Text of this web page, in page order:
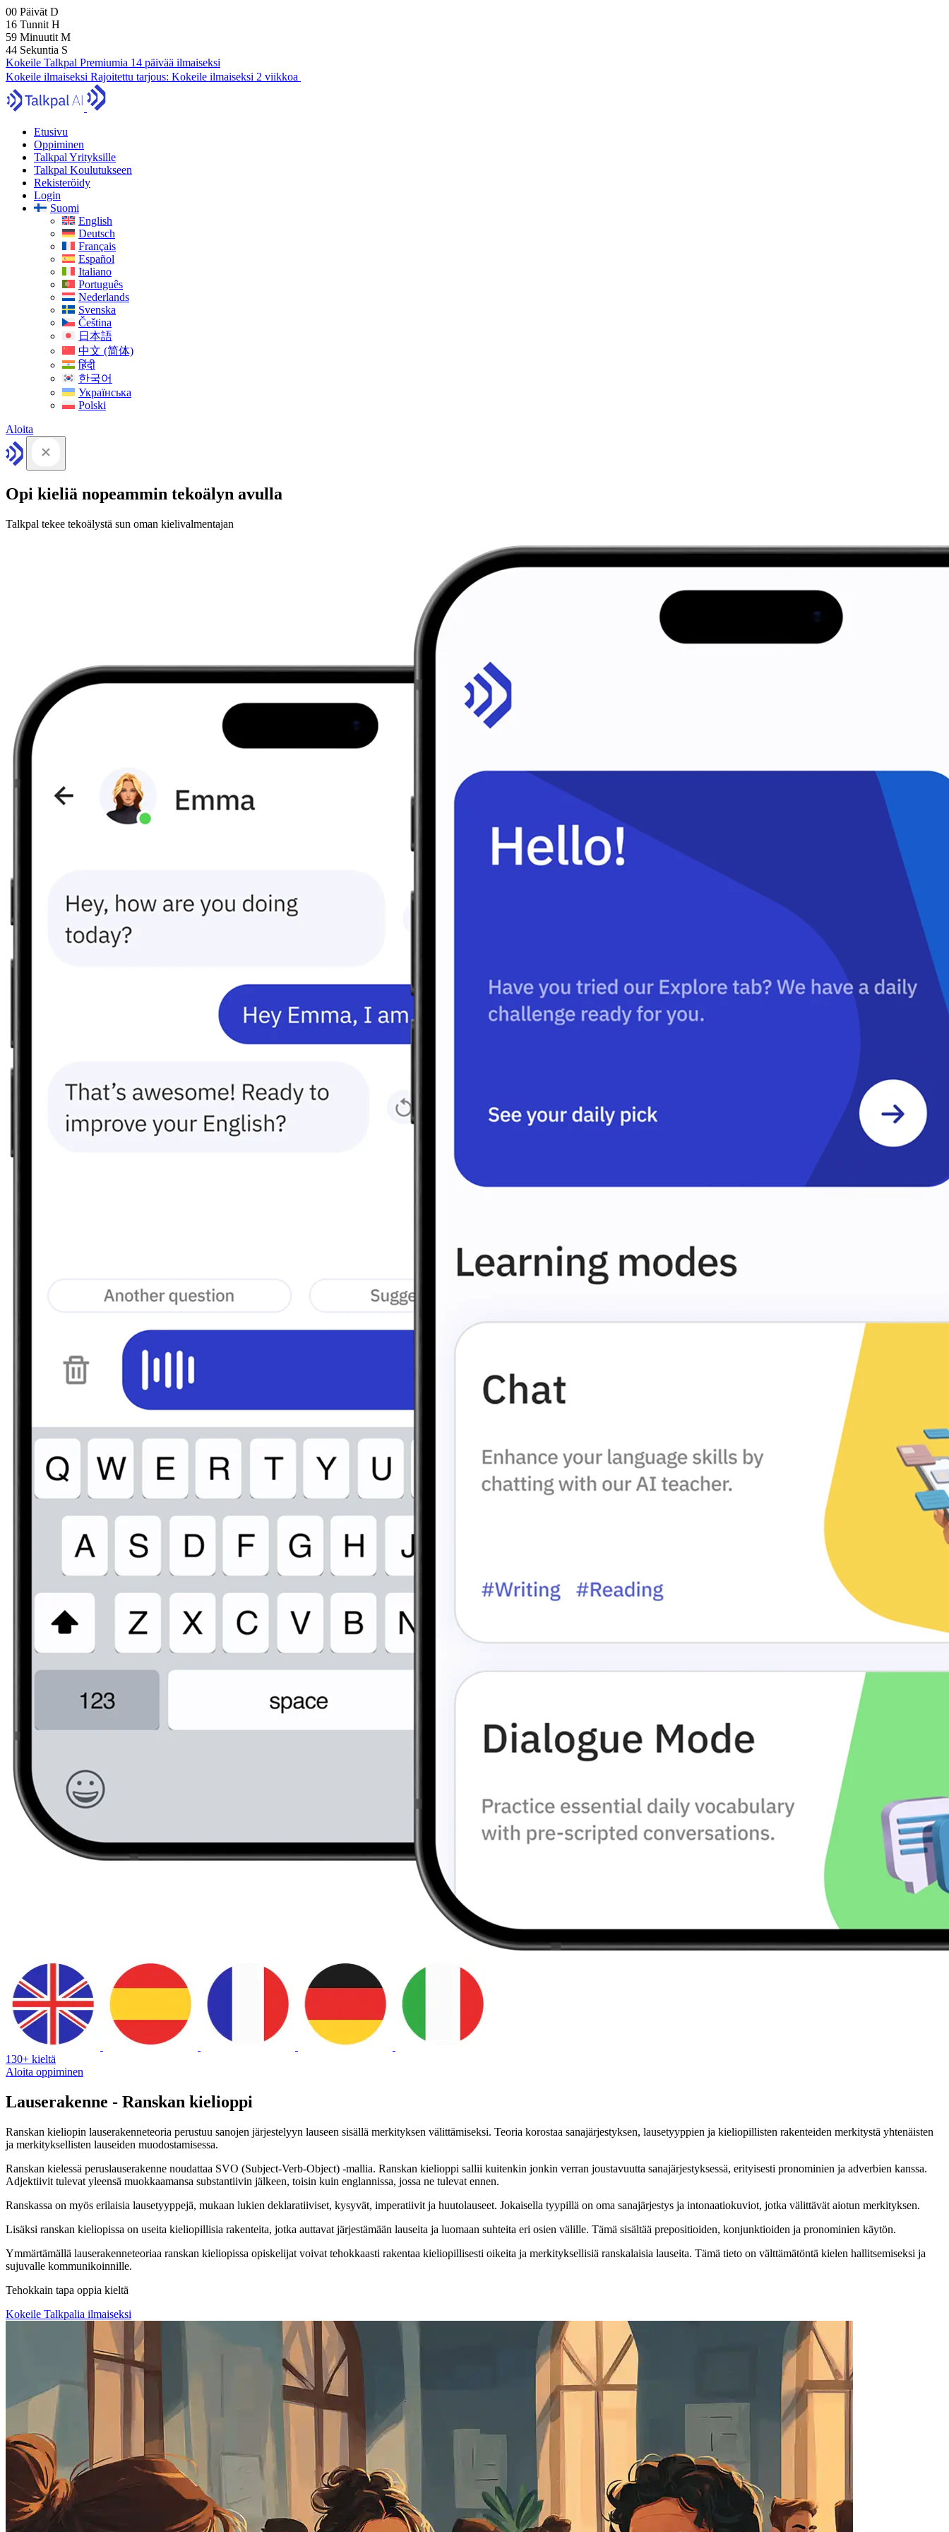
00 Päivät D
16 Tunnit H
59 Minuutit M
42 Sekuntia S
Kokeile Talkpal Premiumia 14 päivää ilmaiseksi
Kokeile ilmaiseksi Rajoitettu tarjous: Kokeile ilmaiseksi 2 viikkoa
Etusivu
Oppiminen
Talkpal Yrityksille
Talkpal Koulutukseen
Rekisteröidy
Login
Suomi
English
Deutsch
Français
Español
Italiano
Português
Nederlands
Svenska
Čeština
日本語
中文 (简体)
हिंदी
한국어
Українська
Polski
Aloita
Opi kieliä nopeammin tekoälyn avulla
Talkpal tekee tekoälystä sun oman kielivalmentajan
130+ kieltä
Aloita oppiminen
Lauserakenne - Ranskan kielioppi
Ranskan kieliopin lauserakenneteoria perustuu sanojen järjestelyyn lauseen sisällä merkityksen välittämiseksi. Teoria korostaa sanajärjestyksen, lausetyyppien ja kieliopillisten rakenteiden merkitystä yhtenäisten
ja merkityksellisten lauseiden muodostamisessa.
Ranskan kielessä peruslauserakenne noudattaa SVO (Subject-Verb-Object) -mallia. Ranskan kielioppi sallii kuitenkin jonkin verran joustavuutta sanajärjestyksessä, erityisesti pronominien ja adverbien kanssa.
Adjektiivit tulevat yleensä muokkaamansa substantiivin jälkeen, toisin kuin englannissa, jossa ne tulevat ennen.
Ranskassa on myös erilaisia lausetyyppejä, mukaan lukien deklaratiiviset, kysyvät, imperatiivit ja huutolauseet. Jokaisella tyypillä on oma sanajärjestys ja intonaatiokuviot, jotka välittävät aiotun merkityksen.
Lisäksi ranskan kieliopissa on useita kieliopillisia rakenteita, jotka auttavat järjestämään lauseita ja luomaan suhteita eri osien välille. Tämä sisältää prepositioiden, konjunktioiden ja pronominien käytön.
Ymmärtämällä lauserakenneteoriaa ranskan kieliopissa opiskelijat voivat tehokkaasti rakentaa kieliopillisesti oikeita ja merkityksellisiä ranskalaisia lauseita. Tämä tieto on välttämätöntä kielen hallitsemiseksi ja
sujuvalle kommunikoinnille.
Tehokkain tapa oppia kieltä
Kokeile Talkpalia ilmaiseksi